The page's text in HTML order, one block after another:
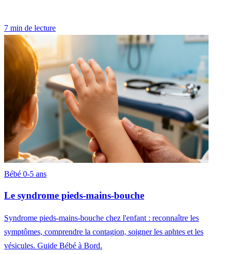
7 min de lecture
Bébé 0-5 ans
Le syndrome pieds-mains-bouche
Syndrome pieds-mains-bouche chez l'enfant : reconnaître les
symptômes, comprendre la contagion, soigner les aphtes et les
vésicules. Guide Bébé à Bord.